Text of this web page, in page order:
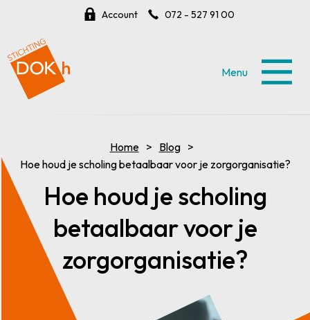
Account 072 - 527 91 00
Menu
Home
Blog
Hoe houd je scholing betaalbaar voor je zorgorganisatie?
Hoe houd je scholing
betaalbaar voor je
zorgorganisatie?